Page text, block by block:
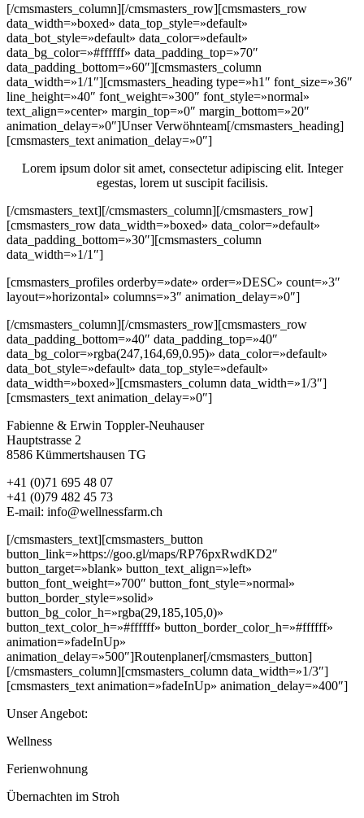
[/cmsmasters_column][/cmsmasters_row][cmsmasters_row
data_width=»boxed» data_top_style=»default»
data_bot_style=»default» data_color=»default»
data_bg_color=»#ffffff» data_padding_top=»70″
data_padding_bottom=»60″][cmsmasters_column
data_width=»1/1″][cmsmasters_heading type=»h1″ font_size=»36″
line_height=»40″ font_weight=»300″ font_style=»normal»
text_align=»center» margin_top=»0″ margin_bottom=»20″
animation_delay=»0″]Unser Verwöhnteam[/cmsmasters_heading]
[cmsmasters_text animation_delay=»0″]
Lorem ipsum dolor sit amet, consectetur adipiscing elit. Integer
egestas, lorem ut suscipit facilisis.
[/cmsmasters_text][/cmsmasters_column][/cmsmasters_row]
[cmsmasters_row data_width=»boxed» data_color=»default»
data_padding_bottom=»30″][cmsmasters_column
data_width=»1/1″]
[cmsmasters_profiles orderby=»date» order=»DESC» count=»3″
layout=»horizontal» columns=»3″ animation_delay=»0″]
[/cmsmasters_column][/cmsmasters_row][cmsmasters_row
data_padding_bottom=»40″ data_padding_top=»40″
data_bg_color=»rgba(247,164,69,0.95)» data_color=»default»
data_bot_style=»default» data_top_style=»default»
data_width=»boxed»][cmsmasters_column data_width=»1/3″]
[cmsmasters_text animation_delay=»0″]
Fabienne & Erwin Toppler-Neuhauser
Hauptstrasse 2
8586 Kümmertshausen TG
+41 (0)71 695 48 07
+41 (0)79 482 45 73
E-mail: info@wellnessfarm.ch
[/cmsmasters_text][cmsmasters_button
button_link=»https://goo.gl/maps/RP76pxRwdKD2″
button_target=»blank» button_text_align=»left»
button_font_weight=»700″ button_font_style=»normal»
button_border_style=»solid»
button_bg_color_h=»rgba(29,185,105,0)»
button_text_color_h=»#ffffff» button_border_color_h=»#ffffff»
animation=»fadeInUp»
animation_delay=»500″]Routenplaner[/cmsmasters_button]
[/cmsmasters_column][cmsmasters_column data_width=»1/3″]
[cmsmasters_text animation=»fadeInUp» animation_delay=»400″]
Unser Angebot:
Wellness
Ferienwohnung
Übernachten im Stroh